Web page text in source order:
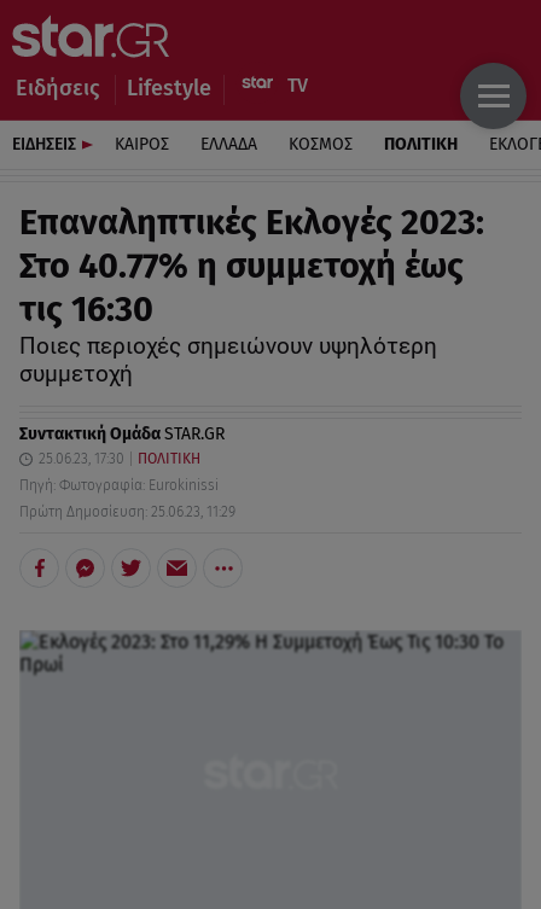
Ειδήσεις Lifestyle
ΕΙΔΗΣΕΙΣ ΚΑΙΡΟΣ ΕΛΛΑΔΑ ΚΟΣΜΟΣ ΠΟΛΙΤΙΚΗ
Επαναληπτικές Εκλογές 2023:
Στο 40.77% η συμμετοχή έως
τις 16:30
Ποιες περιοχές σημειώνουν υψηλότερη
συμμετοχή
Συντακτική ΟμάδαSTAR.GR
25.06.23, 17:30
ΠΟΛΙΤΙΚΗ
Πηγή: Φωτογραφία: Eurokinissi
Πρώτη Δημοσίευση: 25.06.23, 11:29